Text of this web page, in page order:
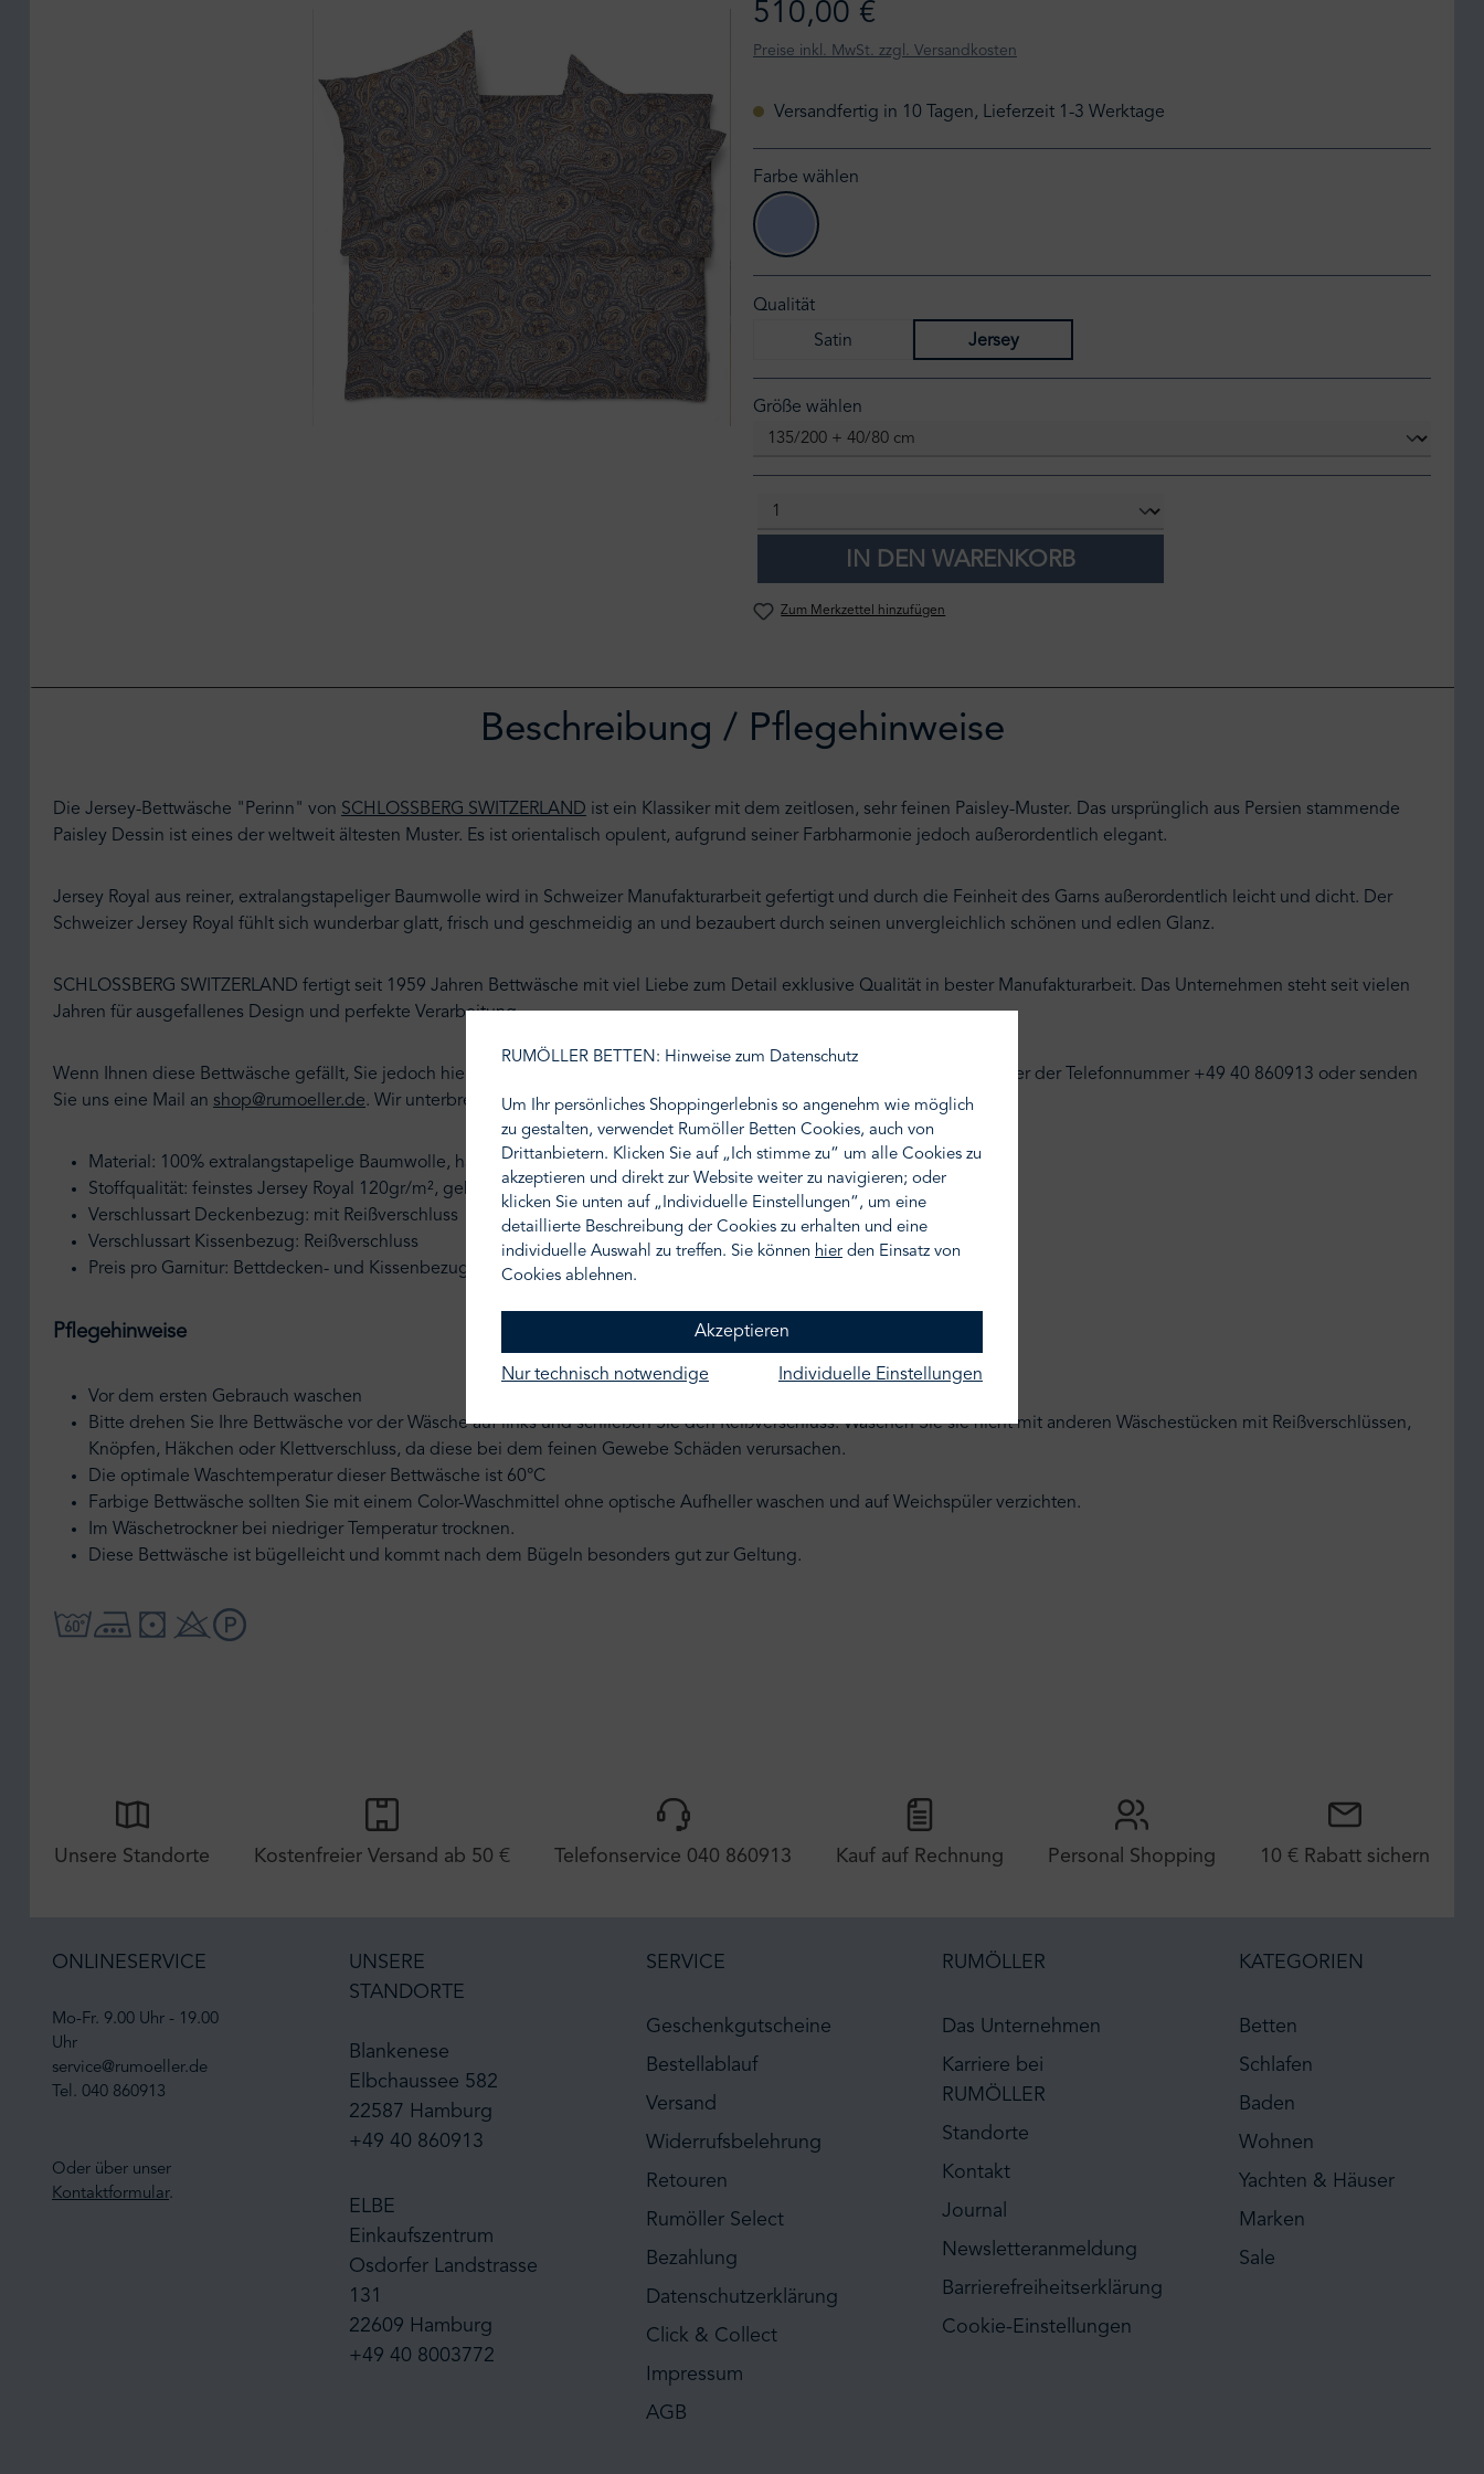
510,00 €
Preise inkl. MwSt. zzgl. Versandkosten
Versandfertig in 10 Tagen, Lieferzeit 1-3 Werktage
Farbe wählen
perinn-bleu
Qualität
Satin
Jersey
Größe wählen
IN DEN WARENKORB
Zum Merkzettel hinzufügen
Beschreibung / Pflegehinweise
Die Jersey-Bettwäsche "Perinn" von SCHLOSSBERG SWITZERLAND ist ein Klassiker mit dem zeitlosen, sehr feinen Paisley-Muster. Das ursprünglich aus Persien stammende
Paisley Dessin ist eines der weltweit ältesten Muster. Es ist orientalisch opulent, aufgrund seiner Farbharmonie jedoch außerordentlich elegant.
Jersey Royal aus reiner, extralangstapeliger Baumwolle wird in Schweizer Manufakturarbeit gefertigt und durch die Feinheit des Garns außerordentlich leicht und dicht. Der
Schweizer Jersey Royal fühlt sich wunderbar glatt, frisch und geschmeidig an und bezaubert durch seinen unvergleichlich schönen und edlen Glanz.
SCHLOSSBERG SWITZERLAND fertigt seit 1959 Jahren Bettwäsche mit viel Liebe zum Detail exklusive Qualität in bester Manufakturarbeit. Das Unternehmen steht seit vielen
Jahren für ausgefallenes Design und perfekte Verarbeitung.
Wenn Ihnen diese Bettwäsche gefällt, Sie jedoch hier nicht Ihr Wunschmaß finden, nehmen Sie gern Kontakt zu uns auf unter der Telefonnummer +49 40 860913 oder senden
Sie uns eine Mail an shop@rumoeller.de. Wir unterbreiten Ihnen gern ein Angebot.
Material: 100% extralangstapelige Baumwolle, hautfreundlich, atmungsaktiv
Stoffqualität: feinstes Jersey Royal 120gr/m², gekämmt mercerisiert und sehr langlebig.
Verschlussart Deckenbezug: mit Reißverschluss
Verschlussart Kissenbezug: Reißverschluss
Preis pro Garnitur: Bettdecken- und Kissenbezug
Pflegehinweise
Vor dem ersten Gebrauch waschen
Bitte drehen Sie Ihre Bettwäsche vor der Wäsche auf links und schließen Sie den Reißverschluss. Waschen Sie sie nicht mit anderen Wäschestücken mit Reißverschlüssen,
Knöpfen, Häkchen oder Klettverschluss, da diese bei dem feinen Gewebe Schäden verursachen.
Die optimale Waschtemperatur dieser Bettwäsche ist 60°C
Farbige Bettwäsche sollten Sie mit einem Color-Waschmittel ohne optische Aufheller waschen und auf Weichspüler verzichten.
Im Wäschetrockner bei niedriger Temperatur trocknen.
Diese Bettwäsche ist bügelleicht und kommt nach dem Bügeln besonders gut zur Geltung.
Unsere Standorte Kostenfreier Versand ab 50 € Telefonservice 040 860913 Kauf auf Rechnung Personal Shopping 10 € Rabatt sichern
ONLINESERVICE
Mo-Fr. 9.00 Uhr - 19.00
Uhr
service@rumoeller.de
Tel. 040 860913
Oder über unser
Kontaktformular.
UNSERE
STANDORTE
Blankenese
Elbchaussee 582
22587 Hamburg
+49 40 860913
ELBE
Einkaufszentrum
Osdorfer Landstrasse
131
22609 Hamburg
+49 40 8003772
SERVICE
Geschenkgutscheine
Bestellablauf
Versand
Widerrufsbelehrung
Retouren
Rumöller Select
Bezahlung
Datenschutzerklärung
Click & Collect
Impressum
AGB
RUMÖLLER
Das Unternehmen
Karriere bei
RUMÖLLER
Standorte
Kontakt
Journal
Newsletteranmeldung
Barrierefreiheitserklärung
Cookie-Einstellungen
KATEGORIEN
Betten
Schlafen
Baden
Wohnen
Yachten & Häuser
Marken
Sale
RUMÖLLER BETTEN: Hinweise zum Datenschutz
Um Ihr persönliches Shoppingerlebnis so angenehm wie möglich
zu gestalten, verwendet Rumöller Betten Cookies, auch von
Drittanbietern. Klicken Sie auf „Ich stimme zu“ um alle Cookies zu
akzeptieren und direkt zur Website weiter zu navigieren; oder
klicken Sie unten auf „Individuelle Einstellungen“, um eine
detaillierte Beschreibung der Cookies zu erhalten und eine
individuelle Auswahl zu treffen. Sie können hier den Einsatz von
Cookies ablehnen.
Akzeptieren
Nur technisch notwendige Individuelle Einstellungen